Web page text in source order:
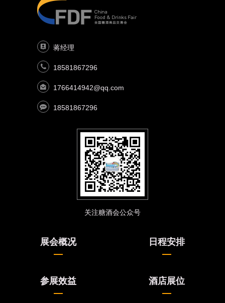
蒋经理
18581867296
1766414942@qq.com
18581867296
关注糖酒会公众号
展会概况 日程安排
参展效益 酒店展位